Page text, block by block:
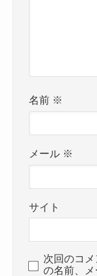
名前 ※
メール ※
サイト
次回のコ
の名前、メ